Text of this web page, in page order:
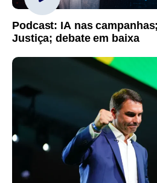
Podcast: IA nas
Justiça; debate em baixa